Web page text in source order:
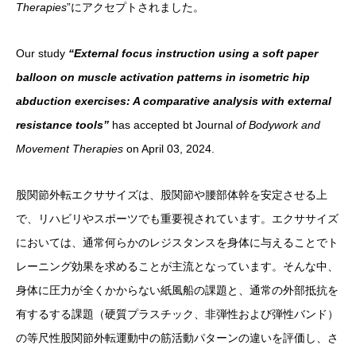
Therapies”にアクセプトされました。
Our study “External focus instruction using a soft paper
balloon on muscle activation patterns in isometric hip
abduction exercises: A comparative analysis with external
resistance tools” has accepted bt Journal of Bodywork and
Movement Therapies on April 03, 2024.
股関節外転エクササイズは、股関節や腰部体幹を安定させる上
で、リハビリやスポーツでも重要視されています。エクササイズ
においては、通常何らかのレジスタンスを身体に与えることでト
レーニング効果を求めることが主流となっています。そんな中、
身体に圧力が全くかからない紙風船の課題と、通常の外部抵抗を
有するする課題（硬質プラスチック、非弾性および弾性バンド）
の等尺性股関節外転運動中の筋活動パターンの違いを評価し、さ